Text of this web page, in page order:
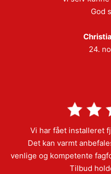
God
24.
Vi har fået installeret
Det kan varmt
venlige og kompetente
Tilbud